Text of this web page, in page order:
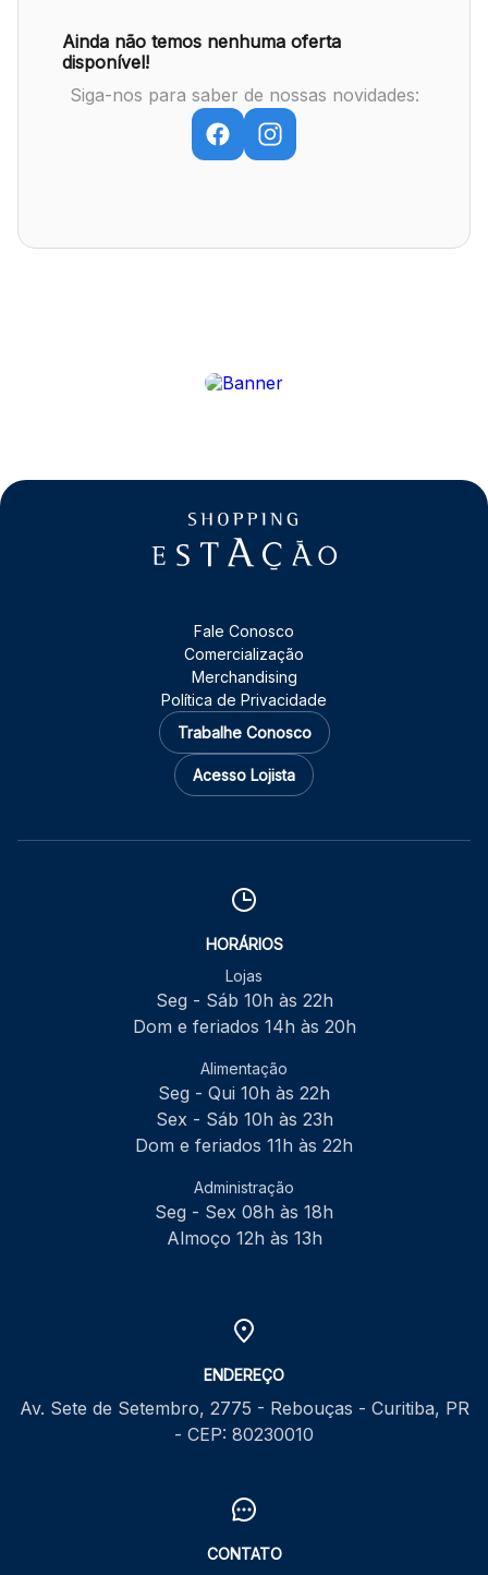
Mapa Virtual
Ainda não temos nenhuma oferta
disponível!
Siga-nos para saber de nossas novidades:
Fale Conosco
Comercialização
Merchandising
Política de Privacidade
Trabalhe Conosco
Acesso Lojista
HORÁRIOS
Lojas
Seg - Sáb 10h às 22h
Dom e feriados 14h às 20h
Alimentação
Seg - Qui 10h às 22h
Sex - Sáb 10h às 23h
Dom e feriados 11h às 22h
Administração
Seg - Sex 08h às 18h
Almoço 12h às 13h
ENDEREÇO
Av. Sete de Setembro, 2775 - Rebouças - Curitiba, PR
- CEP: 80230010
CONTATO